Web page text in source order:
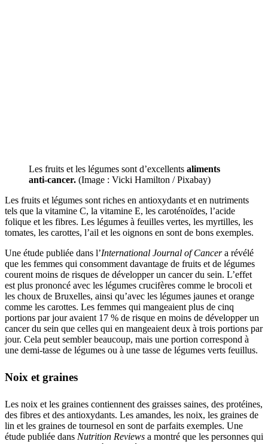
Les fruits et les légumes sont d’excellents aliments
anti-cancer. (Image : Vicki Hamilton / Pixabay)
Les fruits et légumes sont riches en antioxydants et en nutriments
tels que la vitamine C, la vitamine E, les caroténoïdes, l’acide
folique et les fibres. Les légumes à feuilles vertes, les myrtilles, les
tomates, les carottes, l’ail et les oignons en sont de bons exemples.
Une étude publiée dans l’International Journal of Cancera révélé
que les femmes qui consomment davantage de fruits et de légumes
courent moins de risques de développer un cancer du sein. L’effet
est plus prononcé avec les légumes crucifères comme le brocoli et
les choux de Bruxelles, ainsi qu’avec les légumes jaunes et orange
comme les carottes. Les femmes qui mangeaient plus de cinq
portions par jour avaient 17 % de risque en moins de développer un
cancer du sein que celles qui en mangeaient deux à trois portions par
jour. Cela peut sembler beaucoup, mais une portion correspond à
une demi-tasse de légumes ou à une tasse de légumes verts feuillus.
Noix et graines
Les noix et les graines contiennent des graisses saines, des protéines,
des fibres et des antioxydants. Les amandes, les noix, les graines de
lin et les graines de tournesol en sont de parfaits exemples. Une
étude publiée dans Nutrition Reviews a montré que les personnes qui